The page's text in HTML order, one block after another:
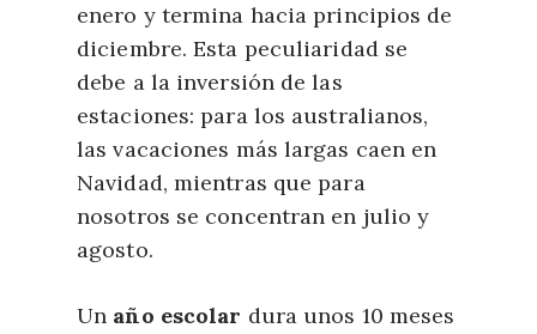
enero y termina hacia principios de
diciembre. Esta peculiaridad se
debe a la inversión de las
estaciones: para los australianos,
las vacaciones más largas caen en
Navidad, mientras que para
nosotros se concentran en julio y
agosto.
Un año escolar dura unos 10 meses